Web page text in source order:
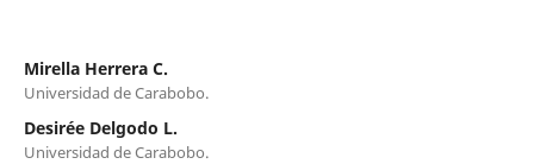
Mirella Herrera C.
Universidad de Carabobo.
Desirée Delgodo L.
Universidad de Carabobo.